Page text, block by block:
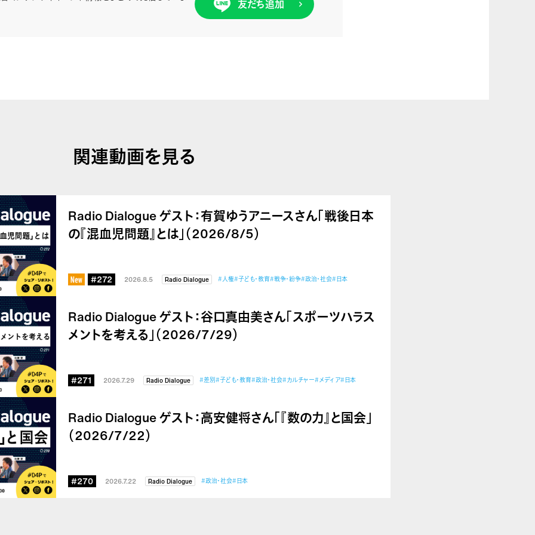
友だち追加
関連動画を見る
Radio Dialogue ゲスト：有賀ゆうアニースさん「戦後日本
の『混血児問題』とは」（2026/8/5）
#272 2026.8.5 Radio Dialogue #人権#子ども・教育#戦争・紛争#政治・社会#日本
Radio Dialogue ゲスト：谷口真由美さん「スポーツハラス
メントを考える」（2026/7/29）
#271 2026.7.29 Radio Dialogue #差別#子ども・教育#政治・社会#カルチャー#メディア#日本
Radio Dialogue ゲスト：高安健将さん「『数の力』と国会」
（2026/7/22）
#270 2026.7.22 Radio Dialogue #政治・社会#日本